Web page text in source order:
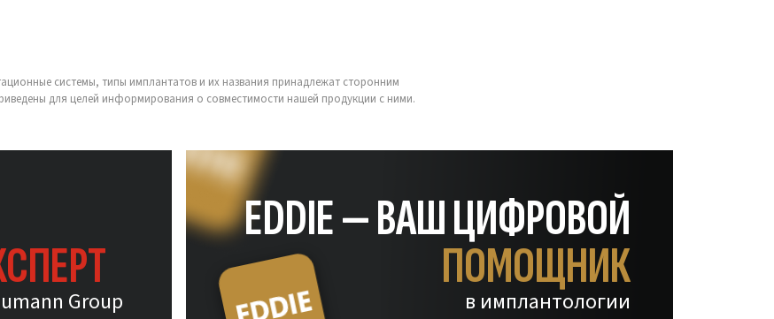
системы, типы имплантатов и их названия принадлежат сторонним
для целей информирования о совместимости нашей продукции с ними.
Group
EDDIE — ВАШ ЦИФРОВОЙ
ПОМОЩНИК
в имплантологии